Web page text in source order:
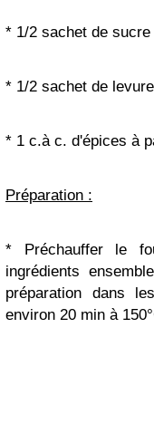
* 1/2 sachet de
* 1/2 sachet de levure
* 1 c.à c. d'épices à
Préparation :
* Préchauffer le
ingrédients
préparation dans
environ 20 min à